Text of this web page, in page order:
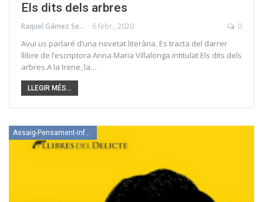
Els dits dels arbres
Raquel Gámez Serrano 6 febr., 2020 0
Avui us parlaré d’una novetat literària. Es tracta del darrer
llibre de l’escriptora Anna Maria Villalonga intitulat Els dits dels
arbres.A la Irene, la…
LLEGIR MÉS...
Assaig-Pensament-Informació